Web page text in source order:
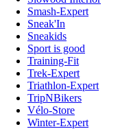
Smash-Expert
Sneak'In
Sneakids
Sport is good
Training-Fit
Trek-Expert
Triathlon-Expert
TripNBikers
Vélo-Store
Winter-Expert